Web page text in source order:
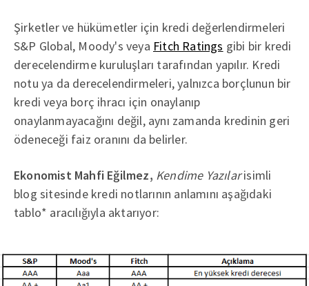
Şirketler ve hükümetler için kredi değerlendirmeleri
S&P Global, Moody's veya Fitch Ratings gibi bir kredi
derecelendirme kuruluşları tarafından yapılır. Kredi
notu ya da derecelendirmeleri, yalnızca borçlunun bir
kredi veya borç ihracı için onaylanıp
onaylanmayacağını değil, aynı zamanda kredinin geri
ödeneceği faiz oranını da belirler.
Ekonomist Mahfi Eğilmez, Kendime Yazılarisimli
blog sitesinde kredi notlarının anlamını aşağıdaki
tablo* aracılığıyla aktarıyor: